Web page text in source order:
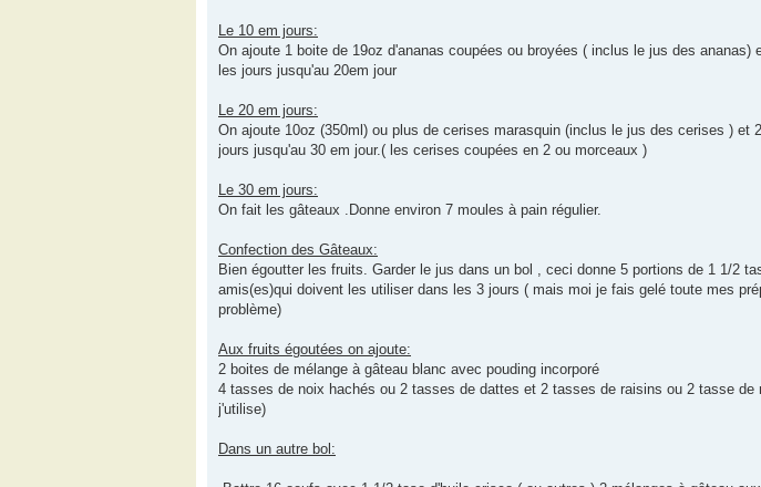
Le 10 em jours:
On ajoute 1 boite de 19oz d'ananas coupées ou broyées ( inclus le jus des
les jours jusqu'au 20em jour
Le 20 em jours:
On ajoute 10oz (350ml) ou plus de cerises marasquin (inclus le jus des cerises ) et
jours jusqu'au 30 em jour.( les cerises coupées en 2 ou morceaux )
Le 30 em jours:
On fait les gâteaux .Donne environ 7 moules à pain régulier.
Confection des Gâteaux:
Bien égoutter les fruits. Garder le jus dans un bol , ceci donne 5 portions de 1 1/2
amis(es)qui doivent les utiliser dans les 3 jours ( mais moi je fais gelé toute mes
problème)
Aux fruits égoutées on ajoute:
2 boites de mélange à gâteau blanc avec pouding incorporé
4 tasses de noix hachés ou 2 tasses de dattes et 2 tasses de raisins ou 2 tasse
j'utilise)
Dans un autre bol: